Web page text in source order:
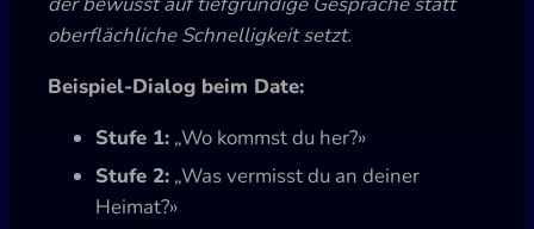
oberflächliche Schnelligkeit setzt.
Beispiel-Dialog beim Date:
Stufe 1: „Wo kommst du her?»
Stufe 2: „Was vermisst du an deiner
Heimat?»